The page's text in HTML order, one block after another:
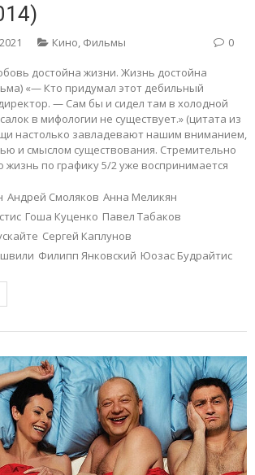
Кино, Фильмы 0
достойна жизни. Жизнь достойна
«— Кто придумал этот дебильный
— Сам бы и сидел там в холодной
в мифологии не существует.» (цитата из
настолько завладевают нашим вниманием,
и смыслом существования. Стремительно
жизнь по графику 5/2 уже воспринимается
Андрей Смоляков Анна Меликян
Гоша Куценко Павел Табаков
Сергей Каплунов
Филипп Янковский Юозас Будрайтис